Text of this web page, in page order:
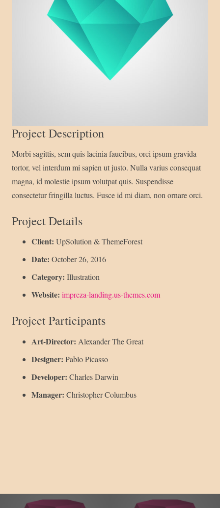
Project Description
Morbi sagittis, sem quis lacinia faucibus, orci ipsum gravida
tortor, vel interdum mi sapien ut justo. Nulla varius consequat
magna, id molestie ipsum volutpat quis. Suspendisse
consectetur fringilla luctus. Fusce id mi diam, non ornare orci.
Project Details
Client: UpSolution & ThemeForest
Date: October 26, 2016
Category: Illustration
Website: impreza-landing.us-themes.com
Project Participants
Art-Director: Alexander The Great
Designer: Pablo Picasso
Developer: Charles Darwin
Manager: Christopher Columbus